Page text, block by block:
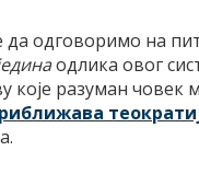
да одговоримо на
одлика овог
које разуман човек